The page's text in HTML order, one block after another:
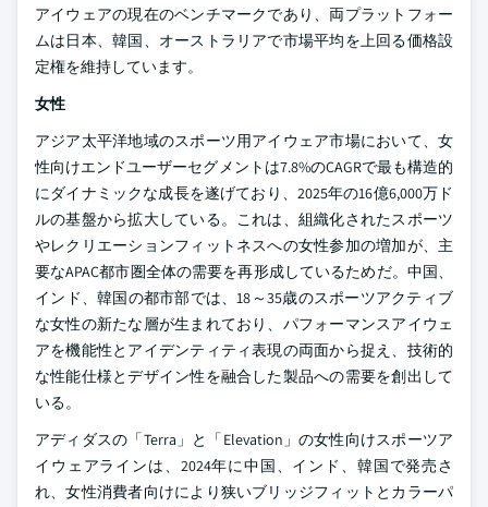
アイウェアの現在のベンチマークであり、両プラットフォー
ムは日本、韓国、オーストラリアで市場平均を上回る価格設
定権を維持しています。
女性
アジア太平洋地域のスポーツ用アイウェア市場において、女
性向けエンドユーザーセグメントは7.8%のCAGRで最も構造的
にダイナミックな成長を遂げており、2025年の16億6,000万ド
ルの基盤から拡大している。これは、組織化されたスポーツ
やレクリエーションフィットネスへの女性参加の増加が、主
要なAPAC都市圏全体の需要を再形成しているためだ。中国、
インド、韓国の都市部では、18～35歳のスポーツアクティブ
な女性の新たな層が生まれており、パフォーマンスアイウェ
アを機能性とアイデンティティ表現の両面から捉え、技術的
な性能仕様とデザイン性を融合した製品への需要を創出して
いる。
アディダスの「Terra」と「Elevation」の女性向けスポーツア
イウェアラインは、2024年に中国、インド、韓国で発売さ
れ、女性消費者向けにより狭いブリッジフィットとカラーパ